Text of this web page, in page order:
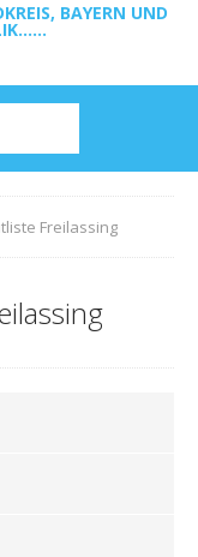
BAYERN UND
Freilassing